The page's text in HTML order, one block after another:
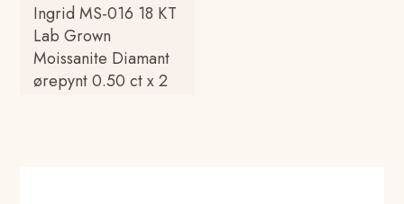
Ingrid MS-016 18 KT
Lab Grown
Moissanite Diamant
ørepynt 0.50 ct x 2